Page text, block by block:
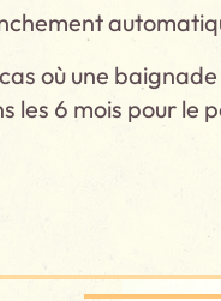
où une
6 mois pour le